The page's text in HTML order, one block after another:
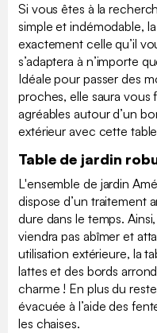
Si vous êtes à la
simple et indémodable,
exactement celle qu’il
s’adaptera à n’importe
Idéale pour passer des
proches, elle saura vous
agréables autour d’un
extérieur avec cette
Table de jardin
L'ensemble de jardin
dispose d’un traitement
dure dans le temps.
viendra pas abîmer et
utilisation extérieure, la
lattes et des bords
charme ! En plus du
évacuée à l’aide des
les chaises.